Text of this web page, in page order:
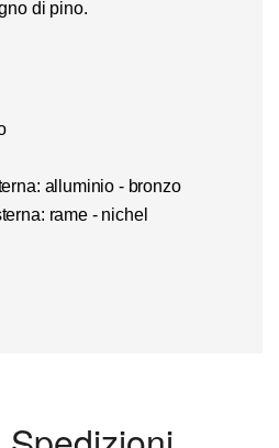
di pino.
alluminio - bronzo
rame - nichel